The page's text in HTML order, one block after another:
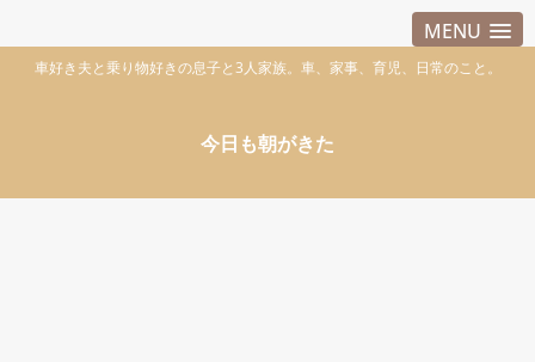
MENU
車好き夫と乗り物好きの息子と3人家族。車、家事、育児、日常のこと。
今日も朝がきた